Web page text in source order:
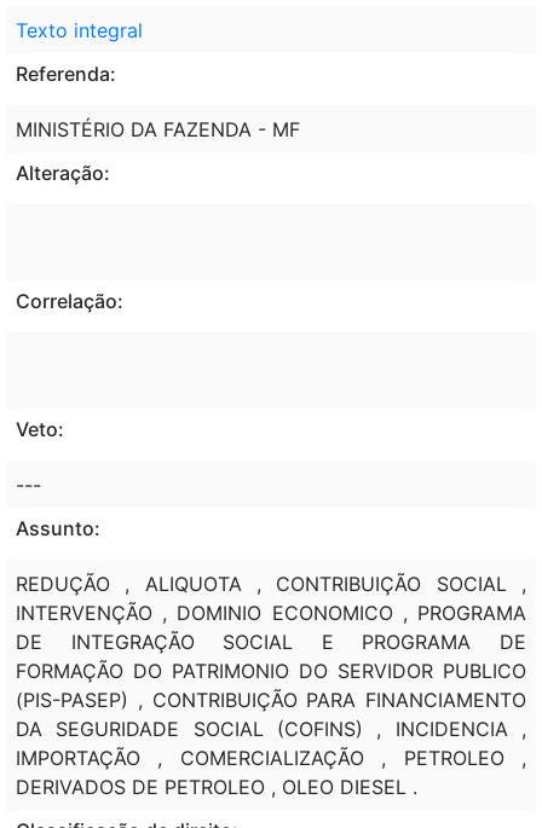
Texto integral
Referenda:
MINISTÉRIO DA FAZENDA - MF
Alteração:
Correlação:
Veto:
---
Assunto:
REDUÇÃO , ALIQUOTA , CONTRIBUIÇÃO SOCIAL ,
INTERVENÇÃO , DOMINIO ECONOMICO , PROGRAMA
DE INTEGRAÇÃO SOCIAL E PROGRAMA DE
FORMAÇÃO DO PATRIMONIO DO SERVIDOR PUBLICO
(PIS-PASEP) , CONTRIBUIÇÃO PARA FINANCIAMENTO
DA SEGURIDADE SOCIAL (COFINS) , INCIDENCIA ,
IMPORTAÇÃO , COMERCIALIZAÇÃO , PETROLEO ,
DERIVADOS DE PETROLEO , OLEO DIESEL .